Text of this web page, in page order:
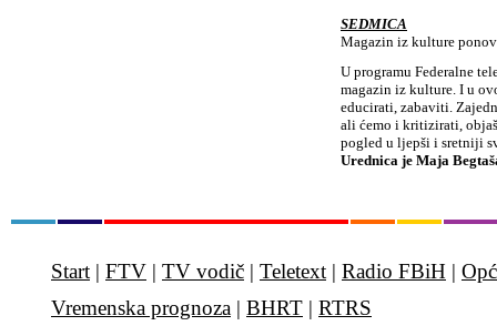
SEDMICA
Magazin iz kulture
U programu Federalne
magazin iz kulture. I u
educirati, zabaviti.
ali ćemo i kritizirati,
pogled u ljepši i sretniji
Urednica je Maja
Start | FTV | TV vodič | Teletext | Radio FBiH |
Vremenska prognoza | BHRT | RTRS